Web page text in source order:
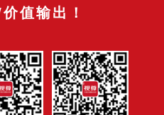
值输出！